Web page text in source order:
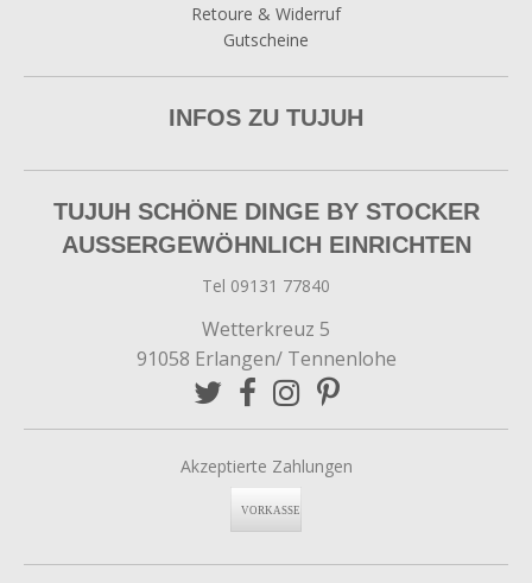
Retoure & Widerruf
Gutscheine
INFOS ZU TUJUH
TUJUH SCHÖNE DINGE BY STOCKER
AUSSERGEWÖHNLICH EINRICHTEN
Tel 09131 77840
Wetterkreuz 5
91058 Erlangen/ Tennenlohe
Akzeptierte Zahlungen